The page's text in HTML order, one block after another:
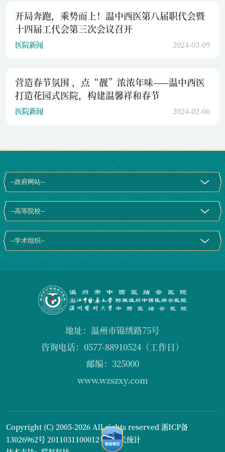
开局奔跑，乘势而上！温中西医第八届职代会暨
十四届工代会第三次会议召开
医院新闻 2024-03-09
营造春节氛围 ，点“靓”浓浓年味——温中西医
打造花园式医院，构建温馨祥和春节
医院新闻 2024-02-06
地址：温州市锦绣路75号
咨询电话：0577-88910524（工作日）
邮编：325000
www.wzszxy.com
Copyright (C) 2005-2026 All rights reserved 浙ICP备
13026962号2011031100012号1站长统计